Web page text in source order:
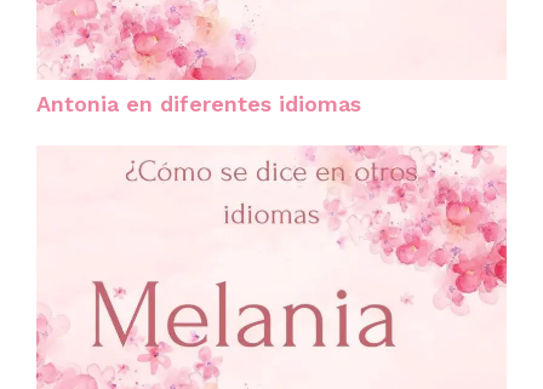
Antonia en diferentes idiomas